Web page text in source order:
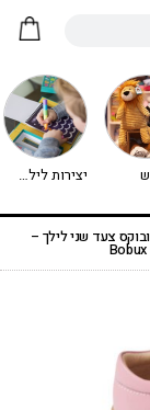
יצירות לילדים - יצירה לילדים
צעד שני לילך –